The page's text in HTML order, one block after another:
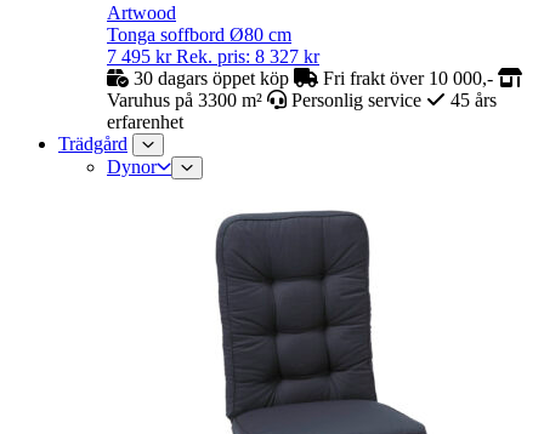
Artwood
Tonga soffbord Ø80 cm
7 495 kr Rek. pris: 8 327 kr
30 dagars öppet köp
Fri frakt över 10 000,-
Varuhus på 3300 m²
Personlig service
45 års
erfarenhet
Trädgård
Dynor